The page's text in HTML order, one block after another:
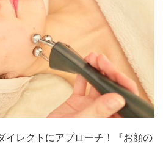
イレクトにアプローチ！『お顔の